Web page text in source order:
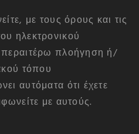
με τους όρους και τις
ηλεκτρονικού
πλοήγηση ή/
τόπου
αυτόματα ότι έχετε
με αυτούς.